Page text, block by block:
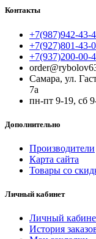
Контакты
+7(987)942-43-
+7(927)801-43-
+7(937)200-00-
Самара, ул.
7а
пн-пт 9-19, сб
Дополнительно
Производители
Карта сайта
Товары со
Личный кабинет
Личный
История